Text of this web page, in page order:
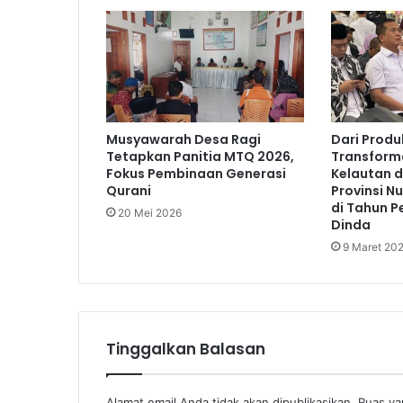
Musyawarah Desa Ragi
Tetapkan Panitia MTQ 2026,
Fokus Pembinaan Generasi
Qurani
20 Mei 2026
Dari
Kelautan
Provinsi
di Tahun
Dinda
9 Maret
Tinggalkan Balasan